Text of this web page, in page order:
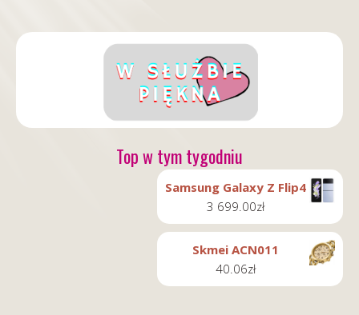
Top w tym tygodniu
Samsung Galaxy Z Flip4
3 699.00zł
Skmei ACN011
40.06zł